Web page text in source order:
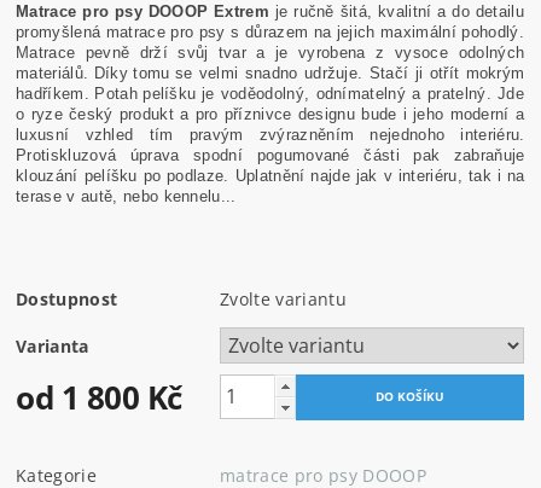
Matrace pro psy DOOOP Extrem je ručně šitá, kvalitní a do detailu
promyšlená matrace pro psy s důrazem na jejich maximální pohodlý.
Matrace pevně drží svůj tvar a je vyrobena z vysoce odolných
materiálů
Díky tomu se velmi snadno udržuje. Stačí ji otřít mokrým
hadříkem
Potah pelíšku je voděodolný, odnímatelný a pratelný .Jde
o ryze český produkt a pro příznivce designu bude i jeho moderní a
luxusní vzhled tím pravým zvýrazněním nejednoho interiéru.
Protiskluzová úprava spodní pogumované části pak zabraňuje
klouzání pelíšku po podlaze. Uplatnění najde jak v interiéru, tak i na
terase v autě, nebo kennelu...
Dostupnost Zvolte variantu
Varianta
od 1 800 Kč
Kategorie
matrace pro psy DOOOP